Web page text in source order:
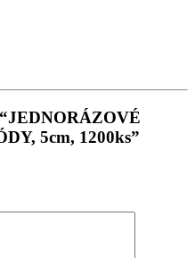
5cm, 1200ks”